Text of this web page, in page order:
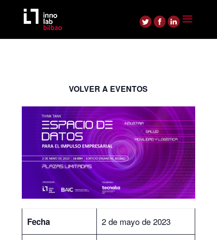
VOLVER A EVENTOS
Fecha 2 de mayo de 2023